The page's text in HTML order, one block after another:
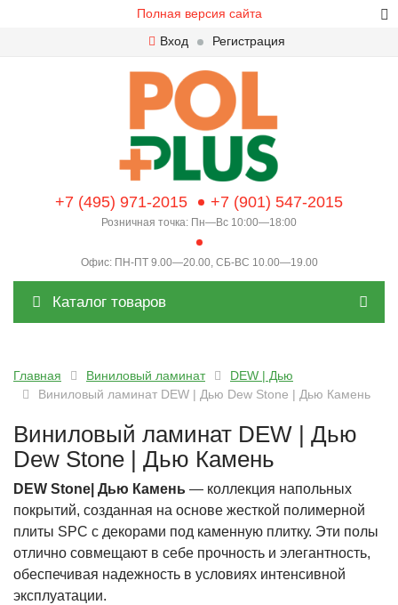
Полная версия сайта
Вход
Регистрация
+7 (495) 971-2015 +7 (901) 547-2015
Розничная точка: Пн—Вс 10:00—18:00
Офис: ПН-ПТ 9.00—20.00, СБ-ВС 10.00—19.00
Каталог товаров
Главная Виниловый ламинат
DEW | Дью
Виниловый ламинат DEW | Дью Dew Stone | Дью Камень
Виниловый ламинат DEW | Дью
Dew Stone | Дью Камень
DEW Stone| Дью Камень — коллекция напольных
покрытий, созданная на основе жесткой полимерной
плиты SPC с декорами под каменную плитку. Эти полы
отлично совмещают в себе прочность и элегантность,
обеспечивая надежность в условиях интенсивной
эксплуатации.